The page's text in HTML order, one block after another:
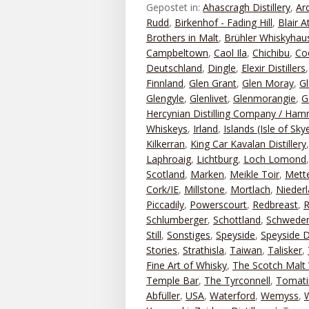
Gepostet in: Ahascragh Distillery,
Rudd, Birkenhof - Fading Hill, Blair
Brothers in Malt, Brühler
Campbeltown, Caol Ila, Chichibu,
Deutschland, Dingle, Elexir Distillers,
Finnland, Glen Grant, Glen Moray,
Glengyle, Glenlivet, Glenmorangie,
Hercynian Distilling Company /
Whiskeys, Irland, Islands (Isle of
Kilkerran, King Car Kavalan Distillery,
Laphroaig, Lichtburg, Loch Lomond,
Scotland, Marken, Meikle Toir,
Cork/IE, Millstone, Mortlach,
Piccadily, Powerscourt, Redbreast,
Schlumberger, Schottland,
Still, Sonstiges, Speyside, Speyside
Stories, Strathisla, Taiwan, Talisker,
Fine Art of Whisky, The Scotch Malt
Temple Bar, The Tyrconnell,
Abfüller, USA, Waterford, Wemyss,